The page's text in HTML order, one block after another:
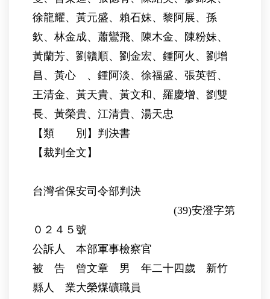
徐龍耀、黃元盛、賴石妹、黎阿展、孫
欽、林金成、蕭鸞飛、陳木金、陳粉妹、
黃蘭芳、劉贛順、劉金宏、鍾阿火、劉增
昌、黃心 、鍾阿淡、徐福盛、張英哲、
王清金、黃天貴、黃文和、羅慶增、劉雙
長、黃榮貴、江清貴、湯天忠
【類 別】判決書
【裁判全文】
台灣省保安司令部判決
(39)安澄字第
０２４５號
公訴人 本部軍事檢察官
被 告 曾文章 男 年二十四歲 新竹
縣人 業大榮煤礦職員